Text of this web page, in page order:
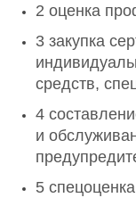
2 оценка
3 закупка
средств,
4
и
5